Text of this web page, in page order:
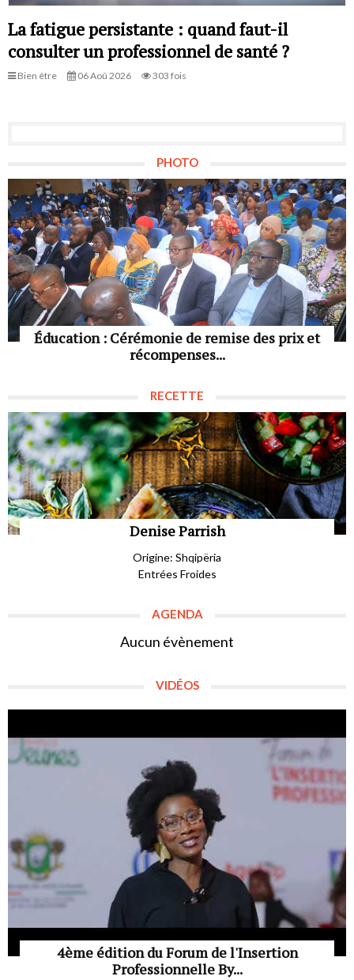
La fatigue persistante : quand faut-il
consulter un professionnel de santé ?
Bien être 06 Aoû 2026 303 fois
PHOTO
Éducation : Cérémonie de remise des prix et
récompenses...
RECETTE
Denise Parrish
Origine: Shqipëria
Entrées Froides
AGENDA
Aucun évènement
VIDÉOS
4ème édition du Forum de l'Insertion
Professionnelle By...